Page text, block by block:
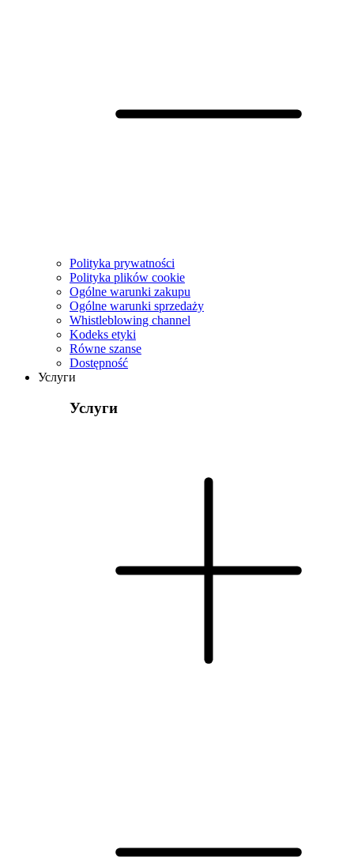
Polityka prywatności
Polityka plików cookie
Ogólne warunki zakupu
Ogólne warunki sprzedaży
Whistleblowing channel
Kodeks etyki
Równe szanse
Dostępność
Услуги
Услуги